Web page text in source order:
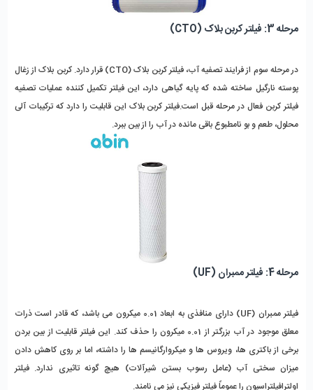
مرحله 3: فیلتر کربن بلاک (CTO)
در مرحله سوم از فرایند تصفیه آب، فیلتر کربن بلاک (CTO) قرار دارد. کربن بلاک از زغال
پوسته نارگیل ساخته شده که پایه گیاهی دارد، این فیلتر تکمیل کننده عملیات تصفیه
فیلتر کربن فعال در مرحله قبل است.فیلتر کربن بلاک این قابلیت را دارد که ترکیبات آلی
محلول، طعم و بو نامطبوع باقی مانده در آب را از بین ببرد.
مرحله 4: فیلتر ممبران (UF)
فیلتر ممبران (UF) دارای منافذی به ابعاد 0.01 میکرون می باشد، که قادر است ذرات
معلق موجود در آب بزرگتر از 0.01 میکرون را حذف کند. این فیلتر قابلیت از بین بردن
برخی از باکتری ها، ویروس ها و میکروارگانیسم ها را داشته، اما بر روی کاهش دادن
میزان سختی آب (عامل رسوب بستن شیرآلات) هیچ گونه تاثیری ندارد. فیلتر
اولترافیلتراسیون را عموماً فیلتر فیزیکی نیز می نامند.